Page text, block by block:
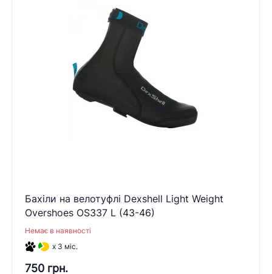
Бахіли на велотуфлі Dexshell Light Weight
Overshoes OS337 L (43-46)
Немає в наявності
x 3 міс.
750 грн.